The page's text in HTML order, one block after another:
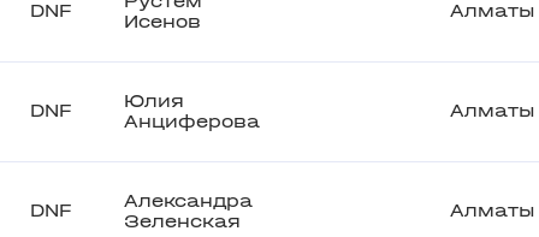
DNF
Исенов
Алматы
DNF
Юлия
Анциферова
Алматы
DNF
Александра
Зеленская
Алматы